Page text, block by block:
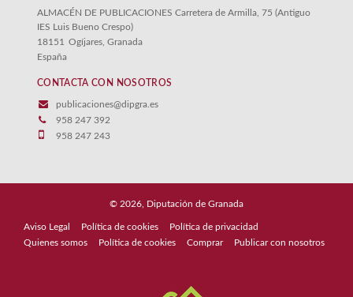
ALMACÉN DE PUBLICACIONES Carretera de Armilla, 75 (Antiguo
IES Luis Bueno Crespo)
18151 Ogíjares, Granada
España
CONTACTA CON NOSOTROS
publicaciones@dipgra.es
958 247 392
958 247 243
© 2026, Diputación de Granada
Aviso Legal Política de cookies
Política de privacidad
Quienes somos
Política de cookies Comprar Publicar con nosotros